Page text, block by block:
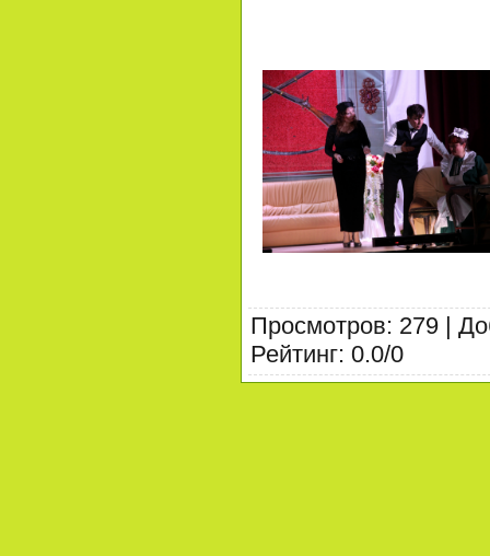
Просмотров: 279 |
Рейтинг: 0.0/0